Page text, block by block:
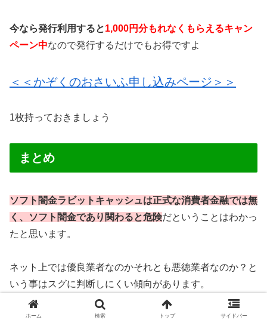
今なら発行利用すると1,000円分もれなくもらえるキャン
ペーン中なので発行するだけでもお得ですよ
＜＜かぞくのおさいふ申し込みページ＞＞
1枚持っておきましょう
まとめ
ソフト闇金ラビットキャッシュは正式な消費者金融では無
く、ソフト闇金であり関わると危険だということはわかっ
たと思います。
ネット上では優良業者なのかそれとも悪徳業者なのか？と
いう事はスグに判断しにくい傾向があります。
お金に困っている場合は冷静な判断力も低下しがちで、甘
ホーム 検索 トップ サイドバー